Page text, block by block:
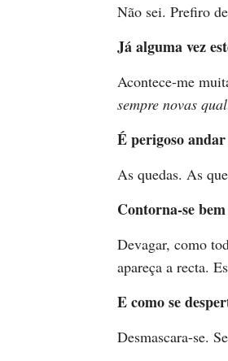
Não sei. Prefiro
Já alguma vez
Acontece-me
sempre novas
É perigoso
As quedas. As
Contorna-se
Devagar, como
apareça a recta.
E como se
Desmascara-se.